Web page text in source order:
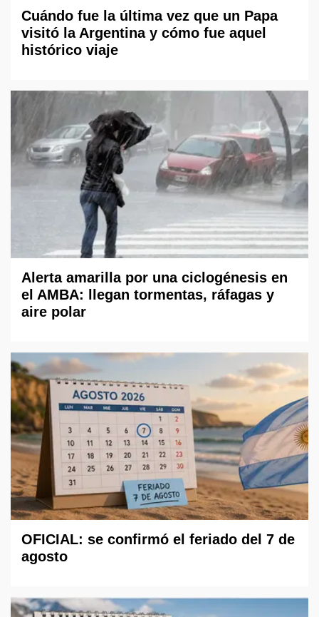
Cuándo fue la última vez que un Papa
visitó la Argentina y cómo fue aquel
histórico viaje
Alerta amarilla por una ciclogénesis en
el AMBA: llegan tormentas, ráfagas y
aire polar
OFICIAL: se confirmó el feriado del 7 de
agosto